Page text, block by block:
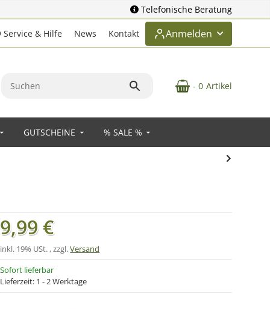
Telefonische Beratung
Service & Hilfe News Kontakt Anmelden
- 0 Artikel
GUTSCHEINE % SALE %
Sofort lieferbar
Lieferzeit: 1 - 2 Werktage
9,99 €
inkl. 19% USt. , zzgl.Versand